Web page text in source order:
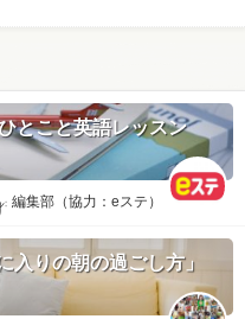
とこと英語レッスン
編集部（協力：eステ）
入りの朝の過ごし方」